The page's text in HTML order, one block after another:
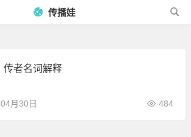
传播娃
传者名词解释
04月30日 484